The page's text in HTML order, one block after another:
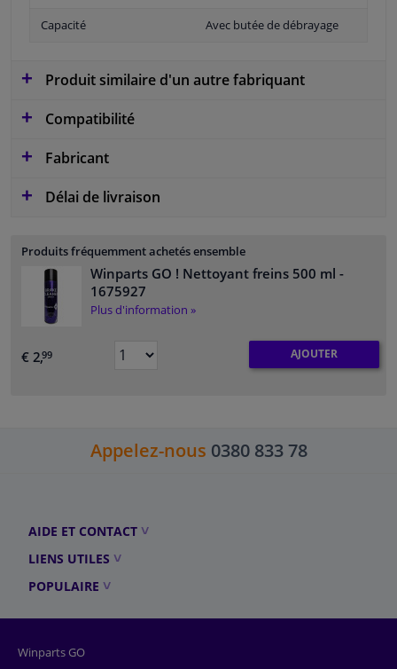
Capacité Avec butée de débrayage
Produit similaire d'un autre fabriquant
Compatibilité
Fabricant
Délai de livraison
Produits fréquemment achetés ensemble
Winparts GO ! Nettoyant freins 500 ml -
1675927
Plus d'information »
€ 2,99 AJOUTER
Appelez-nous 0380 833 78
AIDE ET CONTACT
LIENS UTILES
POPULAIRE
Winparts GO